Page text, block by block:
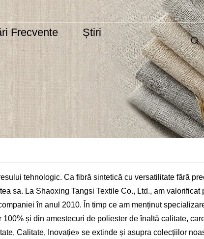
Frecvente
Știri
tehnologic. Ca fibră sintetică cu versatilitate fără
sa. La Shaoxing Tangsi Textile Co., Ltd., am valorificat
în anul 2010. În timp ce am menținut
și din amestecuri de poliester de înaltă calitate,
Calitate, Inovație» se extinde și asupra colecțiilor